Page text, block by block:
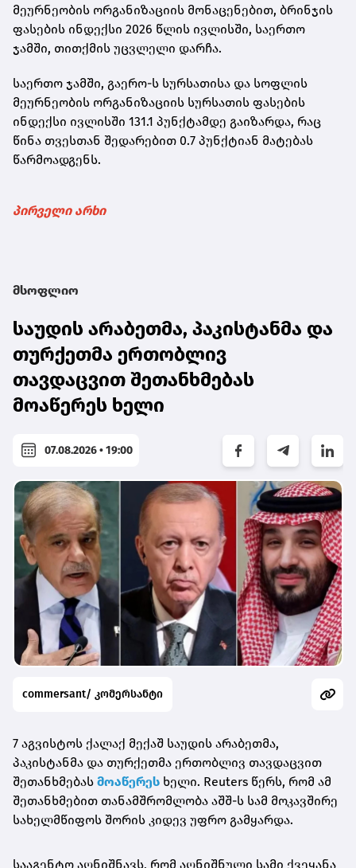
მეურნეობის ორგანიზაციის მონაცენებით, ბრინჯის
ფასების ინდექსი 2026 წლის ივლისში, საერთო
ჯამში, თითქმის უცვლელი დარჩა.
საერთო ჯამში, გაერო-ს სურსათისა და სოფლის
მეურნეობის ორგანიზაციის სურსათის ფასების
ინდექსი ივლისში 131.1 პუნქტამდე გაიზარდა, რაც
წინა თვესთან შედარებით 0.7 პუნქტიან მატებას
წარმოადგენს.
პირველი არხი
მსოფლიო
საუდის არაბეთმა, პაკისტანმა და
თურქეთმა ერთობლივ
თავდაცვით შეთანხმებას
მოაწერეს ხელი
07.08.2026 • 19:00
commersant/ კომერსანტი
7 აგვისტოს ქალაქ მექაშ საუდის არაბეთმა,
პაკისტანმა და თურქეთმა ერთობლივ თავდაცვით
შეთანხმებას მოაწერეს ხელი. Reuters წერს, რომ ამ
შეთანხმებით თანამშრომლობა აშშ-ს სამ მოკავშირე
სახელმწიფოს შორის კიდევ უფრო გამყარდა.
სააგენტო აღნიშნავს, რომ აღნიშნული სამი ქვეყანა